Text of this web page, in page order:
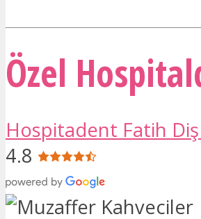
Özel
Hospitadent Fatih
4.8